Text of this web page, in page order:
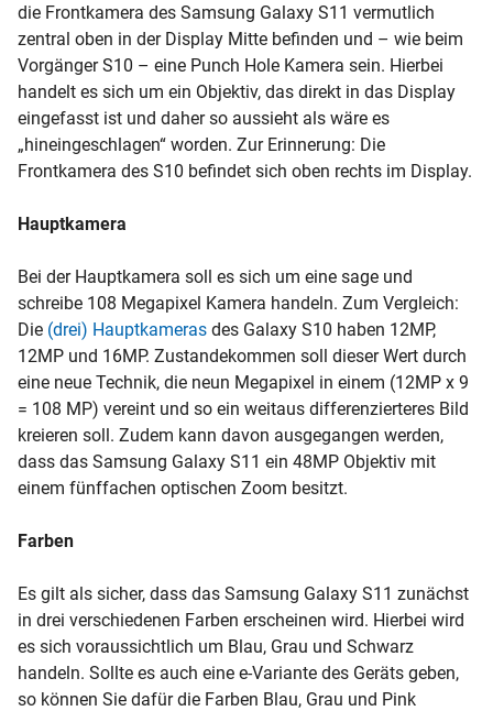
die Frontkamera des Samsung Galaxy S11 vermutlich
zentral oben in der Display Mitte befinden und – wie beim
Vorgänger S10 – eine Punch Hole Kamera sein. Hierbei
handelt es sich um ein Objektiv, das direkt in das Display
eingefasst ist und daher so aussieht als wäre es
„hineingeschlagen“ worden. Zur Erinnerung: Die
Frontkamera des S10 befindet sich oben rechts im Display.
Hauptkamera
Bei der Hauptkamera soll es sich um eine sage und
schreibe 108 Megapixel Kamera handeln. Zum Vergleich:
Die (drei) Hauptkameras des Galaxy S10 haben 12MP,
12MP und 16MP. Zustandekommen soll dieser Wert durch
eine neue Technik, die neun Megapixel in einem (12MP x 9
= 108 MP) vereint und so ein weitaus differenzierteres Bild
kreieren soll. Zudem kann davon ausgegangen werden,
dass das Samsung Galaxy S11 ein 48MP Objektiv mit
einem fünffachen optischen Zoom besitzt.
Farben
Es gilt als sicher, dass das Samsung Galaxy S11 zunächst
in drei verschiedenen Farben erscheinen wird. Hierbei wird
es sich voraussichtlich um Blau, Grau und Schwarz
handeln. Sollte es auch eine e-Variante des Geräts geben,
so können Sie dafür die Farben Blau, Grau und Pink